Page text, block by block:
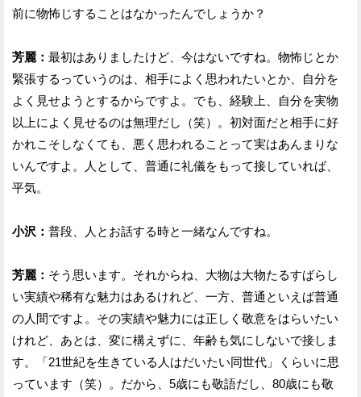
前に物怖じすることはなかったんでしょうか？
芳麗： 最初はありましたけど、今はないですね。物怖じとか
緊張するっていうのは、相手によく思われたいとか、自分を
よく見せようとするからですよ。でも、経験上、自分を実物
以上によく見せるのは無理だし（笑）。初対面だと相手に好
かれこそしなくても、悪く思われることって実はあんまりな
いんですよ。人として、普通に礼儀をもって接していれば、
平気。
小沢： 普段、人とお話する時と一緒なんですね。
芳麗： そう思います。それからね、大物は大物たるすばらし
い実績や稀有な魅力はあるけれど、一方、普通といえば普通
の人間ですよ。その実績や魅力には正しく敬意をはらいたい
けれど、あとは、変に構えずに、年齢も気にしないで接しま
す。「21世紀を生きている人はだいたい同世代」くらいに思
っています（笑）。だから、5歳にも敬語だし、80歳にも敬